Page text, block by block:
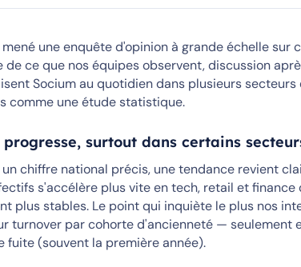
mené une enquête d'opinion à grande échelle
de ce que nos équipes observent, discussion
Socium au quotidien dans plusieurs
comme une étude statistique.
surtout dans certains
chiffre national précis, une tendance revient
s'accélère plus vite en tech, retail et finance
plus stables. Le point qui inquiète le plus nos
turnover par cohorte d'ancienneté — seulement
fuite (souvent la première année).